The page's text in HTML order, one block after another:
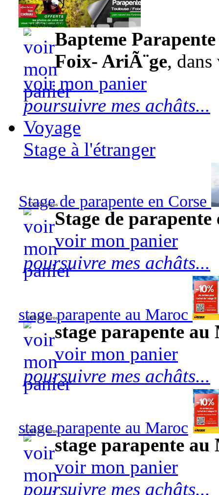
140,00 euros
Bapteme
Foix- AriÃ¨ge,
voir mon panier
poursuivre mes achâts...
Voyage
Stage à l'étranger
Stage de parapente en Corse
570,00 euros
Stage de
voir mon panier
poursuivre mes achâts...
stage parapente au Maroc
690,00 euros
stage parapente
voir mon panier
poursuivre mes achâts...
stage parapente au Maroc
1 240,00 euros
stage parapente au
voir mon panier
poursuivre mes achâts...